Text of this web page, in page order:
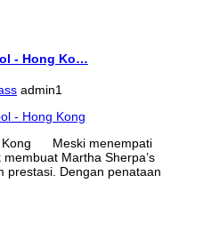
- Hong Ko…
admin1
Kong Meski menempati
Martha Sherpa’s
prestasi. Dengan penataan